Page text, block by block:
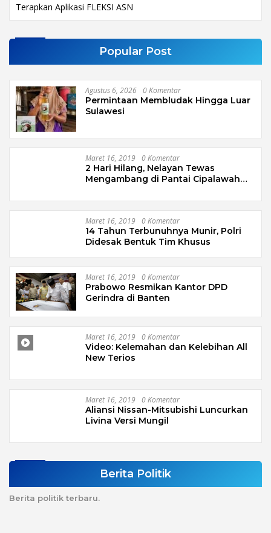
Terapkan Aplikasi FLEKSI ASN
Popular Post
Agustus 6, 2026 0 Komentar
Permintaan Membludak Hingga Luar
Sulawesi
Maret 16, 2019 0 Komentar
2 Hari Hilang, Nelayan Tewas
Mengambang di Pantai Cipalawah
Maret 16, 2019 0 Komentar
14 Tahun Terbunuhnya Munir, Polri
Didesak Bentuk Tim Khusus
Maret 16, 2019 0 Komentar
Prabowo Resmikan Kantor DPD
Gerindra di Banten
Maret 16, 2019 0 Komentar
Video: Kelemahan dan Kelebihan All
New Terios
Maret 16, 2019 0 Komentar
Aliansi Nissan-Mitsubishi Luncurkan
Livina Versi Mungil
Berita Politik
Berita politik terbaru.